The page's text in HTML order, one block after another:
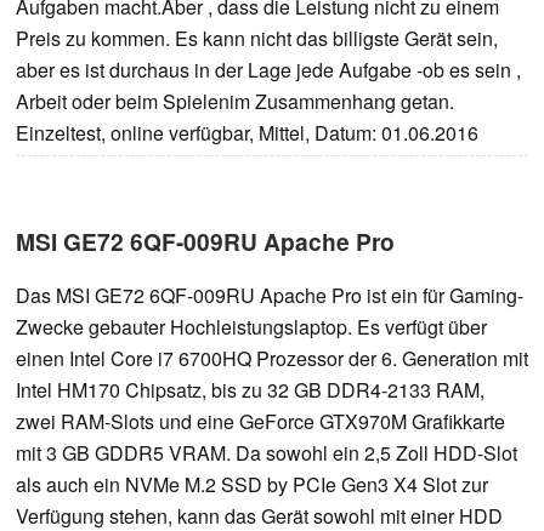
Aufgaben macht.Aber , dass die Leistung nicht zu einem
Preis zu kommen. Es kann nicht das billigste Gerät sein,
aber es ist durchaus in der Lage jede Aufgabe -ob es sein ,
Arbeit oder beim Spielenim Zusammenhang getan.
Einzeltest, online verfügbar, Mittel, Datum: 01.06.2016
MSI GE72 6QF-009RU Apache Pro
Das MSI GE72 6QF-009RU Apache Pro ist ein für Gaming-
Zwecke gebauter Hochleistungslaptop. Es verfügt über
einen Intel Core i7 6700HQ Prozessor der 6. Generation mit
Intel HM170 Chipsatz, bis zu 32 GB DDR4-2133 RAM,
zwei RAM-Slots und eine GeForce GTX970M Grafikkarte
mit 3 GB GDDR5 VRAM. Da sowohl ein 2,5 Zoll HDD-Slot
als auch ein NVMe M.2 SSD by PCIe Gen3 X4 Slot zur
Verfügung stehen, kann das Gerät sowohl mit einer HDD